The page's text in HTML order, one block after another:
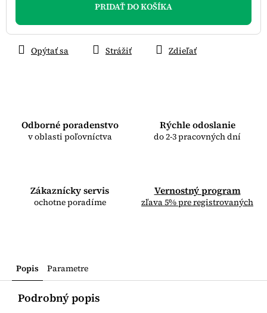
PRIDAŤ DO KOŠÍKA
Odborné poradenstvo
v oblasti poľovníctva
Rýchle odoslanie
do 2-3 pracovných dní
Zákaznícky servis
ochotne poradíme
Vernostný program
zľava 5% pre registrovaných
Opýtať sa Strážiť Zdieľať
Popis Parametre
Podrobný popis